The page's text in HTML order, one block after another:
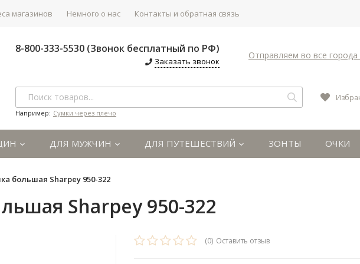
магазинов Немного о нас Контакты и обратная связь
8-800-333-5530 (Звонок бесплатный по РФ)
Заказать звонок
Отправляем во все города
Например: Сумки через плечо
ДЛЯ МУЖЧИН ДЛЯ ПУТЕШЕСТВИЙ ЗОНТЫ ОЧКИ
большая Sharpey 950-322
Sharpey 950-322
(0) Оставить отзыв